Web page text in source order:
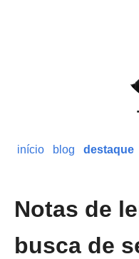
início blog destaque
Notas de
busca de